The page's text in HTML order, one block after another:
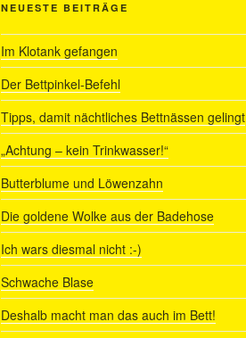
NEUESTE BEITRÄGE
Im Klotank gefangen
Der Bettpinkel-Befehl
Tipps, damit nächtliches Bettnässen gelingt
„Achtung – kein Trinkwasser!“
Butterblume und Löwenzahn
Die goldene Wolke aus der Badehose
Ich wars diesmal nicht :-)
Schwache Blase
Deshalb macht man das auch im Bett!